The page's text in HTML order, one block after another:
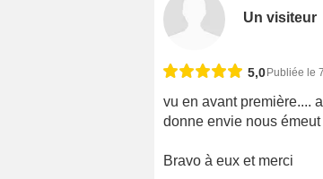
Un visiteur
5,0Publiée le
vu en avant première....
donne envie nous
Bravo à eux et merci